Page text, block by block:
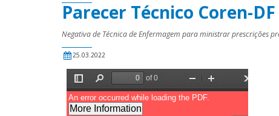
Parecer Técnico Coren-
Negativa de Técnica de Enfermagem para ministrar prescrições
25.03.2022